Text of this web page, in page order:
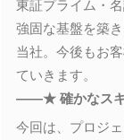
東証プライム・
強固な基盤を築
当社。今後もお
ていきます。
――★ 確かなスキ
今回は、プロジ